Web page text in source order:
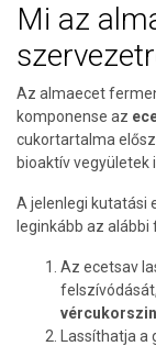
Mi az
Az almaecet
komponense az
cukortartalma
bioaktív vegyületek
A jelenlegi kutatási
leginkább az
Az ecetsav
Lassíthatja